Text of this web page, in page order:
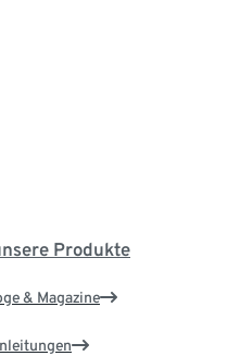
Produkte
& Magazine